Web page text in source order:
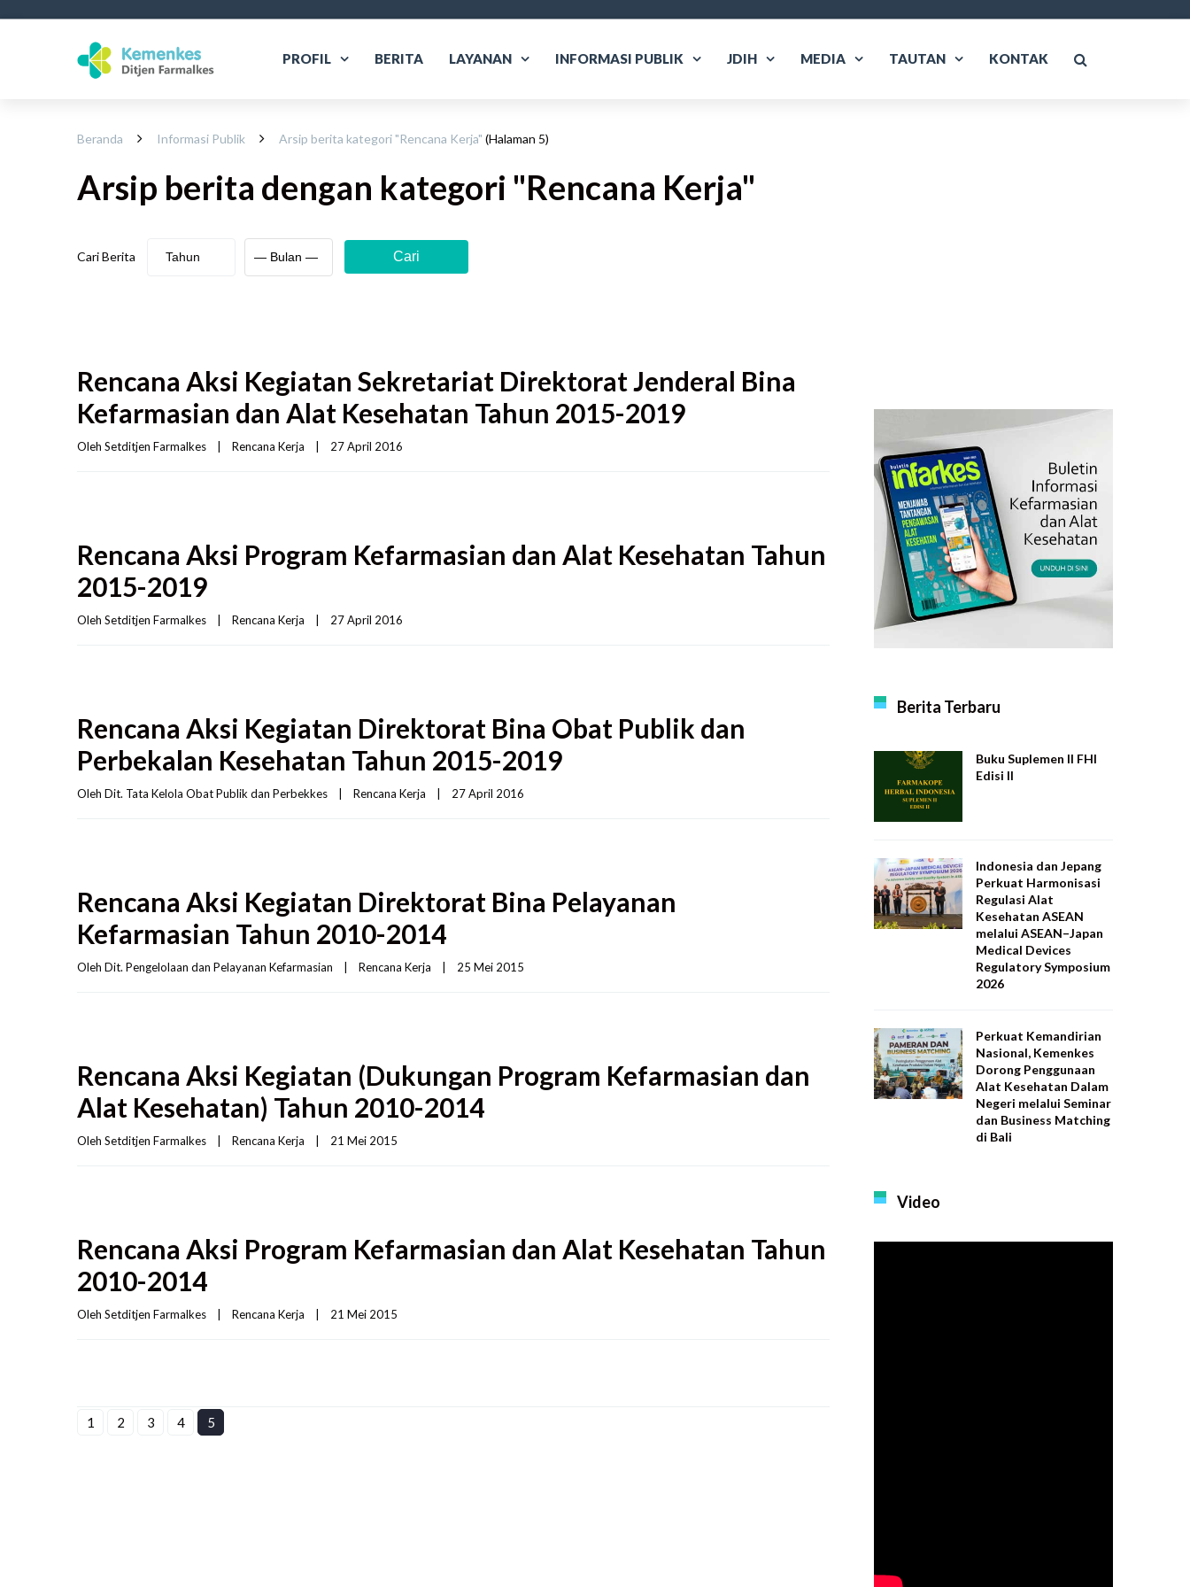
PROFIL BERITA LAYANAN INFORMASI PUBLIK JDIH MEDIA TAUTAN KONTAK
Beranda Informasi Publik Arsip berita kategori "Rencana Kerja" (Halaman 5)
Arsip berita dengan kategori "Rencana Kerja"
Cari Berita Cari
Rencana Aksi Kegiatan Sekretariat Direktorat Jenderal Bina
Kefarmasian dan Alat Kesehatan Tahun 2015-2019
Oleh Setditjen Farmalkes Rencana Kerja 27 April 2016
Rencana Aksi Program Kefarmasian dan Alat Kesehatan Tahun
2015-2019
Oleh Setditjen Farmalkes Rencana Kerja 27 April 2016
Rencana Aksi Kegiatan Direktorat Bina Obat Publik dan
Perbekalan Kesehatan Tahun 2015-2019
Oleh Dit. Tata Kelola Obat Publik dan Perbekkes Rencana Kerja 27 April 2016
Rencana Aksi Kegiatan Direktorat Bina Pelayanan
Kefarmasian Tahun 2010-2014
Oleh Dit. Pengelolaan dan Pelayanan Kefarmasian Rencana Kerja 25 Mei 2015
Rencana Aksi Kegiatan (Dukungan Program Kefarmasian dan
Alat Kesehatan) Tahun 2010-2014
Oleh Setditjen Farmalkes Rencana Kerja 21 Mei 2015
Rencana Aksi Program Kefarmasian dan Alat Kesehatan Tahun
2010-2014
Oleh Setditjen Farmalkes Rencana Kerja 21 Mei 2015
1 2 3 4 5
Berita Terbaru
Buku Suplemen II FHI
Edisi II
Indonesia dan Jepang
Perkuat Harmonisasi
Regulasi Alat
Kesehatan ASEAN
melalui ASEAN–Japan
Medical Devices
Regulatory Symposium
2026
Perkuat Kemandirian
Nasional, Kemenkes
Dorong Penggunaan
Alat Kesehatan Dalam
Negeri melalui Seminar
dan Business Matching
di Bali
Video